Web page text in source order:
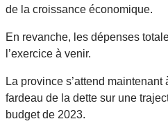
de la croissance économique.
En revanche, les dépenses
l’exercice à venir.
La province s’attend
fardeau de la dette sur une
budget de 2023.